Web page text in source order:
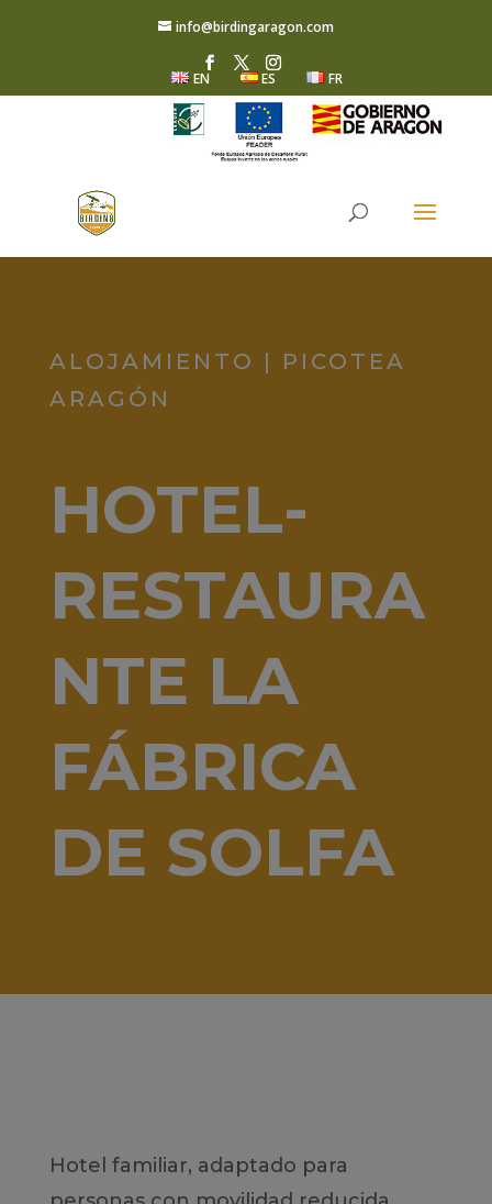
info@birdingaragon.com
EN ES FR
ALOJAMIENTO | PICOTEA
ARAGÓN
HOTEL-
RESTAURA
NTE LA
FÁBRICA
DE SOLFA
Hotel familiar, adaptado para